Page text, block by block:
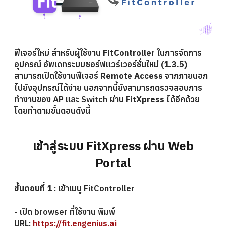
ฟีเจอร์ใหม่ สำหรับผู้ใช้งาน FitController ในการจัดการ
อุปกรณ์ อัพเดทระบบซอร์ฟแวร์เวอร์ชั่นใหม่ (1.3.5)
สามารถเปิดใช้งานฟีเจอร์ Remote Access จากภายนอก
ไปยังอุปกรณ์ได้ง่าย นอกจากนี้ยังสามารถตรวจสอบการ
ทำงานของ AP และ Switch ผ่าน FitXpress ได้อีกด้วย
โดยทำตามขั้นตอนดังนี้
เข้าสู่ระบบ FitXpressผ่านWeb
Portal
ขั้นตอนที่ 1 : เข้าเมนู FitController
- เปิด browser ที่ใช้งาน พิมพ์
URL: https://fit.engenius.ai